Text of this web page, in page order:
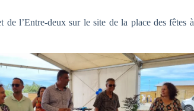
l’Entre-deux sur le site de la place des fêtes à